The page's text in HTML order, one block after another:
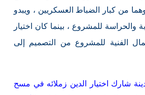
من كبار الضباط العسكريين ، ويبدو
والحراسة للمشروع ، بينما كان اختيار
الفنية للمشروع من التصميم إلى
شارك اختيار الدين زملائه في مسح